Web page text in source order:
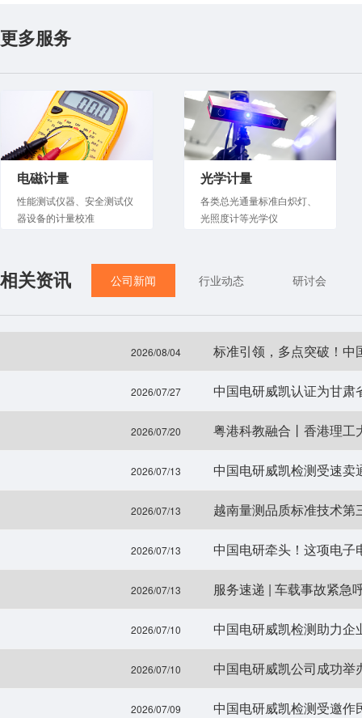
更多服务
电磁计量
性能测试仪器、安全测试仪
器设备的计量校准
光学计量
各类总光通量标准白炽灯、
光照度计等光学仪
相关资讯 公司新闻 行业动态 研讨会
2026/08/04 标准引领，多点突破！中
2026/07/27 中国电研威凯认证为甘
2026/07/20 粤港科教融合丨香港理工
2026/07/13 中国电研威凯检测受速
2026/07/13 越南量测品质标准技术
2026/07/13 中国电研牵头！这项电
2026/07/13 服务速递 | 车载事故紧急
2026/07/10 中国电研威凯检测助力
2026/07/10
2026/07/09 中国电研威凯检测受邀